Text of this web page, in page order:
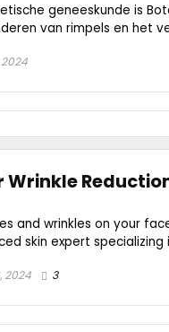
geneeskunde is
van rimpels en het
and wrinkles on your
skin expert specializing
2024 3